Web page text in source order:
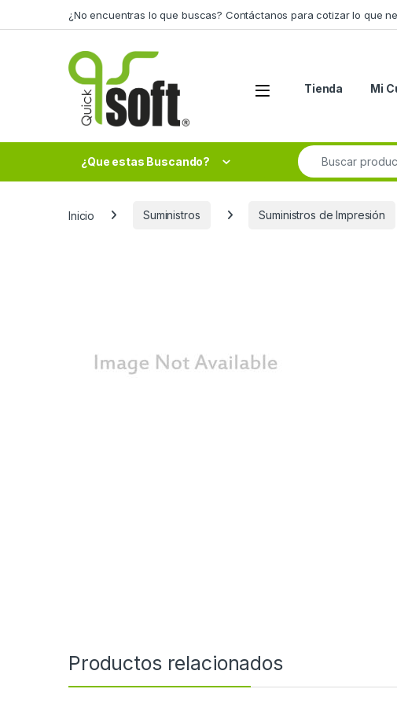
¿No encuentras lo que buscas? Contáctanos para cotizar lo que
Tienda Mi
¿Que estas Buscando?
Search for:
Inicio Suministros Suministros de Impresión
Productos relacionados